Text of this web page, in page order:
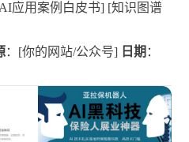
应用案例白皮书] [知识图谱
：[你的网站/公众号] 日期 ：